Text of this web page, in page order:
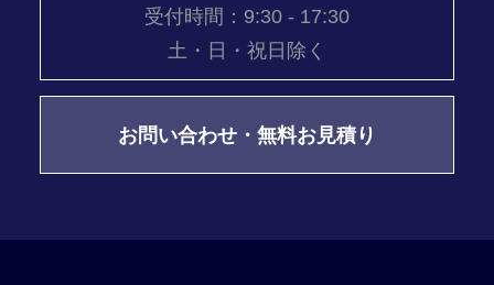
受付時間：9:30 - 17:30
土・日・祝日除く
お問い合わせ・無料お見積り